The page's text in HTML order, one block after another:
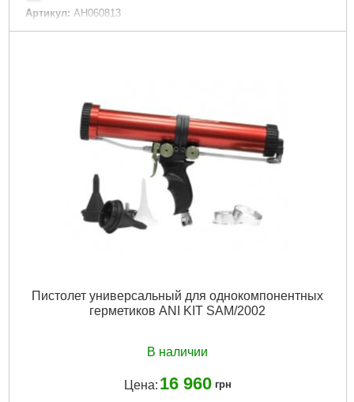
Артикул: AH060813
Код товара: 23.18.45
Подробнее...
Пистолет универсальный для однокомпонентных
герметиков ANI KIT SAM/2002
В наличии
Цена: 16 960 грн